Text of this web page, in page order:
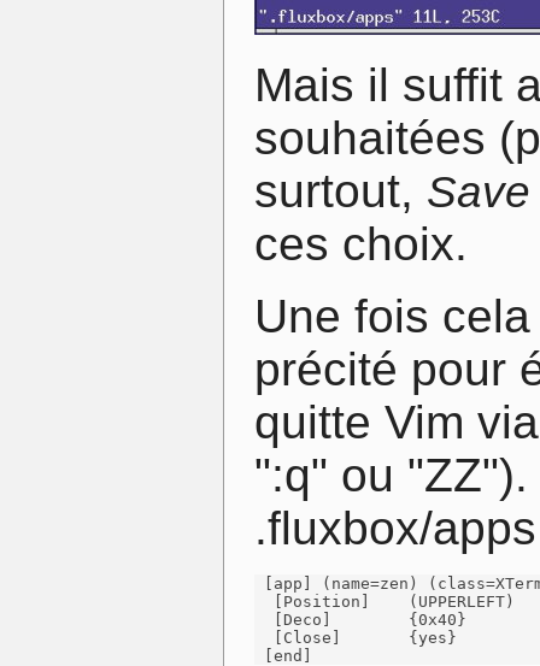
Mais il suffit
souhaitées
surtout,
ces choix.
Une fois
précité pour
quitte Vim
":q" ou
.fluxbox/
[app] (name=zen)
[Position]    (UPPERLEFT)
  [Deco]        {0x40}
  [Close]       {yes}
[end]